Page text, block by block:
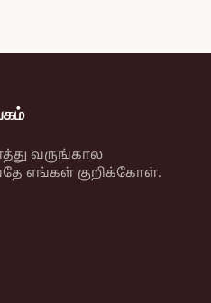
வருங்கால
எங்கள் குறிக்கோள்.